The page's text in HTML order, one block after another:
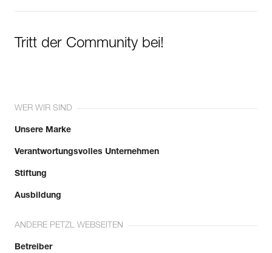
Tritt der Community bei!
WER WIR SIND
Unsere Marke
Verantwortungsvolles Unternehmen
Stiftung
Ausbildung
ANDERE PETZL WEBSEITEN
Betreiber